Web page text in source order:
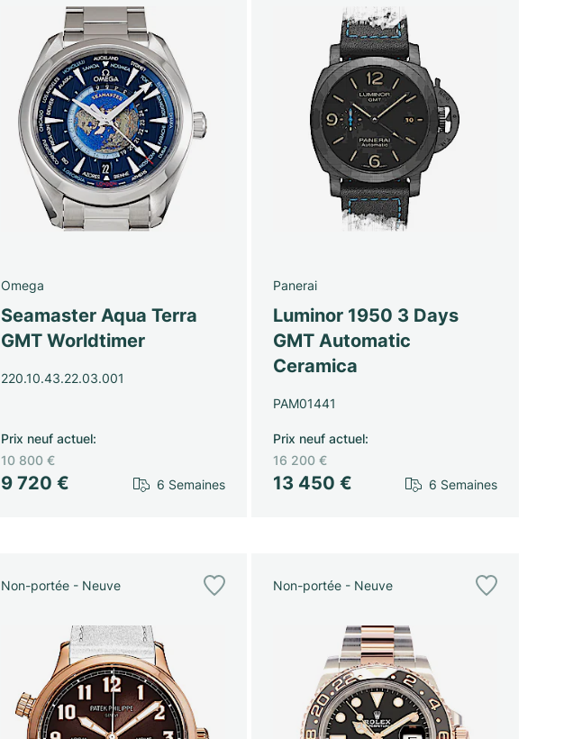
Omega
Seamaster Aqua Terra
GMT Worldtimer
220.10.43.22.03.001
9 720 €
Prix neuf actuel:
10 800 €
6 Semaines
Panerai
Luminor 1950 3 Days
GMT Automatic
Ceramica
PAM01441
13 450 €
Prix neuf actuel:
16 200 €
6 Semaines
Non-portée - Neuve Non-portée - Neuve